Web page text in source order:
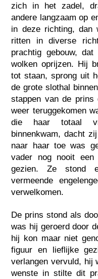
zich in het zadel,
andere langzaam op
in deze richting, dan
ritten in diverse
prachtig gebouw,
wolken oprijzen. Hij
tot staan, sprong uit
de grote slothal
stappen van de
weer teruggekomen
die haar totaal
binnenkwam, dacht
naar haar toe was
vader nog nooit
gezien. Ze stond
vermeende
verwelkomen.
De prins stond als
was hij geroerd door
hij kon maar niet
figuur en lieflijke
verlangen vervuld, hij
wenste in stilte dit